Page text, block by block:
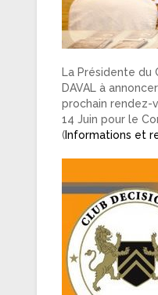
La Présidente du
DAVAL à
prochain rendez-
14 Juin pour le
(Informations et